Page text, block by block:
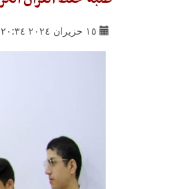
١٥ حزيران ٢٠٢٤ ٢٠:٣٤